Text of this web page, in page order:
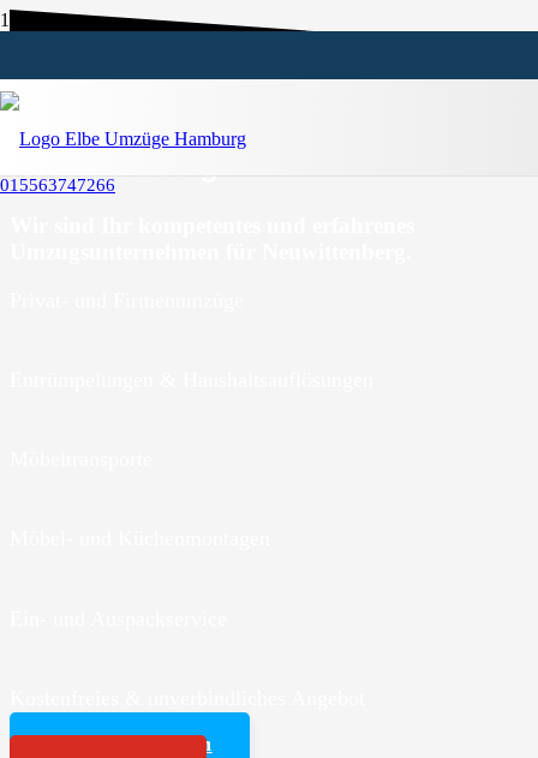
015563747266
Umzugsunternehmen
Angebot anfordern